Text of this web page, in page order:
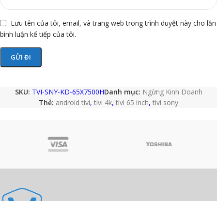
Lưu tên của tôi, email, và trang web trong trình duyệt này cho lần
bình luận kế tiếp của tôi.
SKU: TVI-SNY-KD-65X7500HDanh mục: Ngừng Kinh Doanh
Thẻ: android tivi, tivi 4k, tivi 65 inch, tivi sony